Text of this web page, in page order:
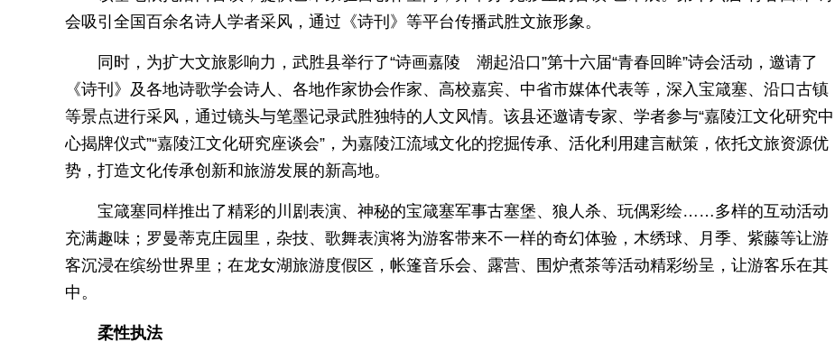
会吸引全国百余名诗人学者采风，通过《诗刊》等平台传播武胜文旅形象。
同时，为扩大文旅影响力，武胜县举行了“诗画嘉陵 潮起沿口”第十六届“青春回眸”诗会活动，邀请了
《诗刊》及各地诗歌学会诗人、各地作家协会作家、高校嘉宾、中省市媒体代表等，深入宝箴塞、沿口古镇
等景点进行采风，通过镜头与笔墨记录武胜独特的人文风情。该县还邀请专家、学者参与“嘉陵江文化研究中
心揭牌仪式”“嘉陵江文化研究座谈会”，为嘉陵江流域文化的挖掘传承、活化利用建言献策，依托文旅资源优
势，打造文化传承创新和旅游发展的新高地。
宝箴塞同样推出了精彩的川剧表演、神秘的宝箴塞军事古塞堡、狼人杀、玩偶彩绘……多样的互动活动
充满趣味；罗曼蒂克庄园里，杂技、歌舞表演将为游客带来不一样的奇幻体验，木绣球、月季、紫藤等让游
客沉浸在缤纷世界里；在龙女湖旅游度假区，帐篷音乐会、露营、围炉煮茶等活动精彩纷呈，让游客乐在其
中。
柔性执法